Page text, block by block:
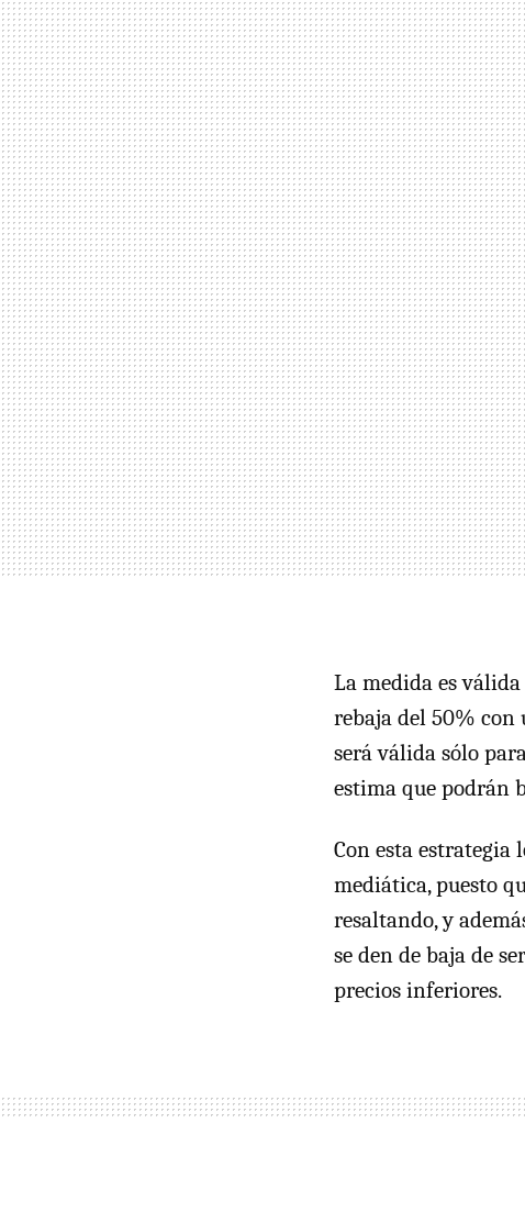
La medida es
rebaja del 50% con
será válida sólo
estima que podrán
Con esta estrategia
mediática, puesto
resaltando, y
se den de baja de
precios inferiores.